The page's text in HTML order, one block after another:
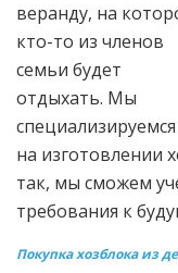
веранду, на
кто-то из членов
семьи будет
отдыхать. Мы
специализируемся
на изготовлении
так, мы сможем
требования к
Покупка хозблока из